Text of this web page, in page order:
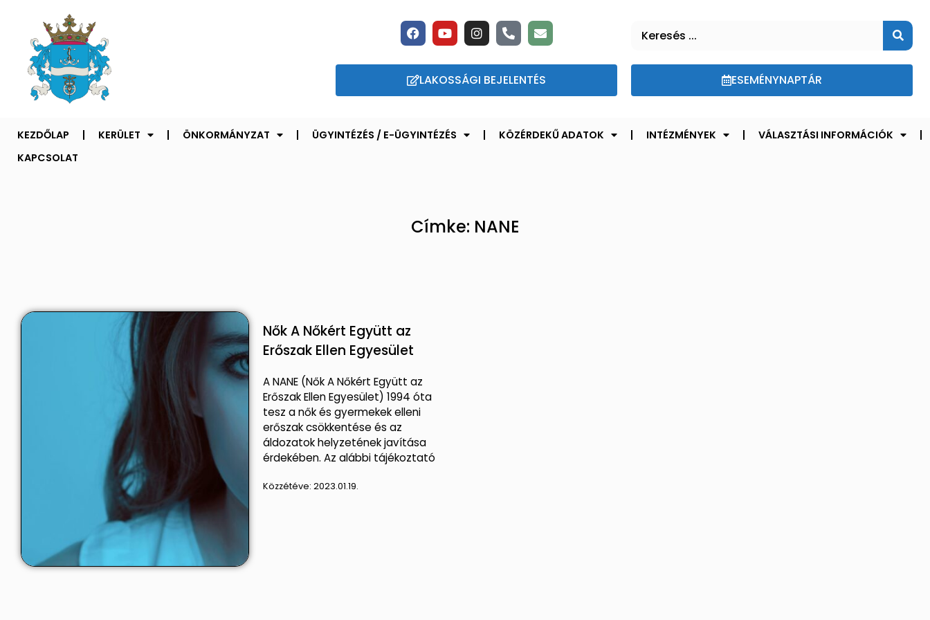
LAKOSSÁGI BEJELENTÉS ESEMÉNYNAPTÁR
KEZDŐLAP KERÜLET ÖNKORMÁNYZAT ÜGYINTÉZÉS / E-ÜGYINTÉZÉS KÖZÉRDEKŰ ADATOK INTÉZMÉNYEK
VÁLASZTÁSI INFORMÁCIÓK
KAPCSOLAT
Címke: NANE
Nők A Nőkért Együtt az
Erőszak Ellen Egyesület
A NANE (Nők A Nőkért Együtt az
Erőszak Ellen Egyesület) 1994 óta
tesz a nők és gyermekek elleni
erőszak csökkentése és az
áldozatok helyzetének javítása
érdekében. Az alábbi tájékoztató
Közzétéve:2023.01.19.